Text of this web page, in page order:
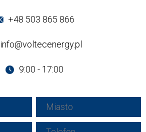
+48 503 865 866
info@voltecenergy.pl
9:00 - 17:00